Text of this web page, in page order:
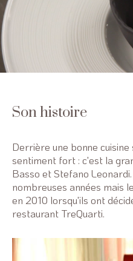
Son histoire
Derrière une bonne
sentiment fort : c'est la
Basso et Stefano
nombreuses années mais
en 2010 lorsqu'ils ont
restaurant TreQuarti.